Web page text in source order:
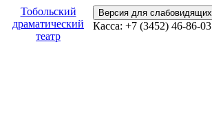
Тобольский
драматический
театр
Версия для слабовидящих
Касса: +7 (3452) 46-86-03